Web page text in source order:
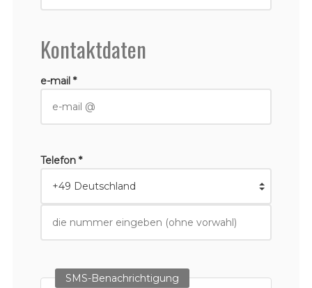
Kontaktdaten
e-mail *
Telefon *
SMS-Benachrichtigung